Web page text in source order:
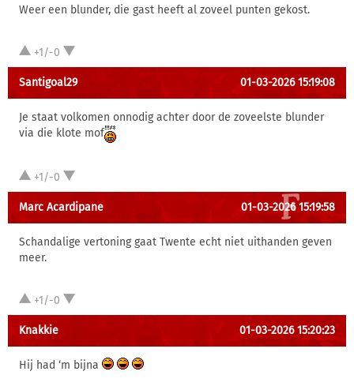
Weer een blunder, die gast heeft al zoveel punten gekost.
+1/-0
Santigoal29 01-03-2026 15:19:08
Je staat volkomen onnodig achter door de zoveelste blunder
via die klote mof
+1/-0
Marc Acardipane 01-03-2026 15:19:58
Schandalige vertoning gaat Twente echt niet uithanden geven
meer.
+1/-0
Knakkie 01-03-2026 15:20:23
Hij had ‘m bijna